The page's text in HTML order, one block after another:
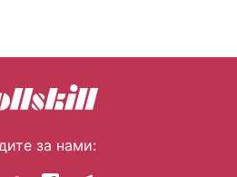
за нами: